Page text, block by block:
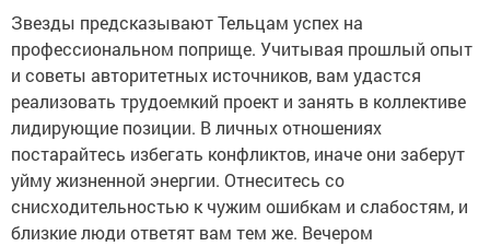
Звезды предсказывают Тельцам успех на
профессиональном поприще. Учитывая прошлый опыт
и советы авторитетных источников, вам удастся
реализовать трудоемкий проект и занять в коллективе
лидирующие позиции. В личных отношениях
постарайтесь избегать конфликтов, иначе они заберут
уйму жизненной энергии. Отнеситесь со
снисходительностью к чужим ошибкам и слабостям, и
близкие люди ответят вам тем же. Вечером